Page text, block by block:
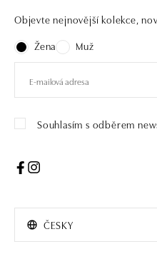
Objevte nejnovější kolekce,
Žena
Muž
Souhlasím s odběrem
ČESKY